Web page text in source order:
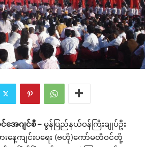
ေဂျင်စီ – မွန်ပြည်နယ်ဝန်ကြီးချုပ်ဦး
းနေ့ကျင်းပရေး (ဗဟို)ကော်မတီဝင်တို့